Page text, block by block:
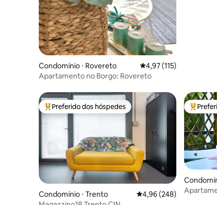
Condomínio ⋅ Rovereto 4,97 de uma avaliação
4,97 (115)
Apartamento no Borgo: Rovereto
Entre os melhores preferidos dos hóspedes
Preferido dos hóspedes
Condomínio ⋅ Trento 4,96 de uma avaliação
4,96 (248)
Entre